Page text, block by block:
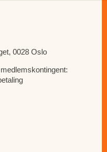
0028 Oslo